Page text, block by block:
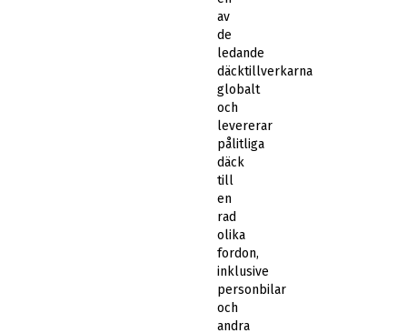
av
de
ledande
däcktillverkarna
globalt
och
levererar
pålitliga
däck
till
en
rad
olika
fordon,
inklusive
personbilar
och
andra